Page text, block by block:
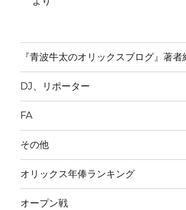
『青波牛太のオリックスブログ』著者
DJ、リポーター
FA
その他
オリックス年俸ランキング
オープン戦